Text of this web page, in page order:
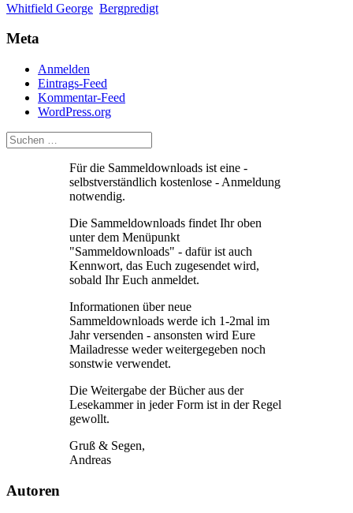
Whitfield George Bergpredigt
Meta
Anmelden
Eintrags-Feed
Kommentar-Feed
WordPress.org
Für die Sammeldownloads ist eine -
selbstverständlich kostenlose - Anmeldung
notwendig.
Die Sammeldownloads findet Ihr oben
unter dem Menüpunkt
"Sammeldownloads" - dafür ist auch
Kennwort, das Euch zugesendet wird,
sobald Ihr Euch anmeldet.
Informationen über neue
Sammeldownloads werde ich 1-2mal im
Jahr versenden - ansonsten wird Eure
Mailadresse weder weitergegeben noch
sonstwie verwendet.
Die Weitergabe der Bücher aus der
Lesekammer in jeder Form ist in der Regel
gewollt.
Gruß & Segen,
Andreas
Autoren